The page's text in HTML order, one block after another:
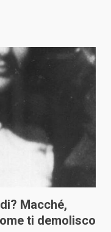
Macché,
ti demolisco